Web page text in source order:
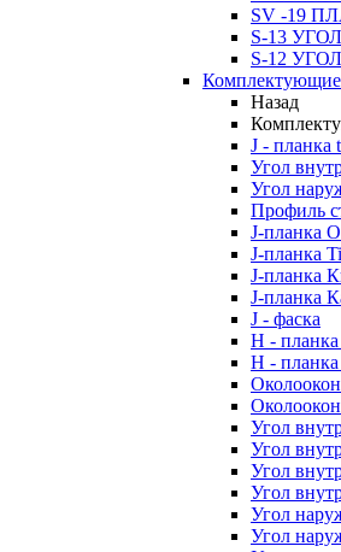
SV -19
S-13
S-12
Назад
J - планка
Угол
Угол
Профиль
J-планка
J-планка
J-планка
J-планка
J - фаска
Н -
Н -
Угол
Угол
Угол
Угол
Угол
Угол